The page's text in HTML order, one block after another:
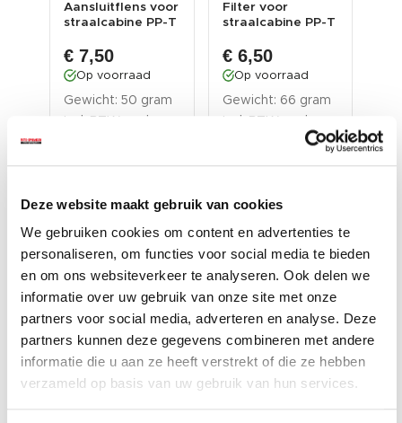
Deze website maakt gebruik van cookies
We gebruiken cookies om content en advertenties te
personaliseren, om functies voor social media te bieden
en om ons websiteverkeer te analyseren. Ook delen we
informatie over uw gebruik van onze site met onze
partners voor social media, adverteren en analyse. Deze
partners kunnen deze gegevens combineren met andere
informatie die u aan ze heeft verstrekt of die ze hebben
verzameld op basis van uw gebruik van hun services.
Aansluitflens voor
straalcabine PP-T
€ 7,50
Op voorraad
Gewicht: 50 gram
Incl. BTW excl.
Filter voor
straalcabine PP-T
€ 6,50
Op voorraad
Gewicht: 66 gram
Incl. BTW excl.
verzendkosten
Accessoires voor een nog
betere ervaring